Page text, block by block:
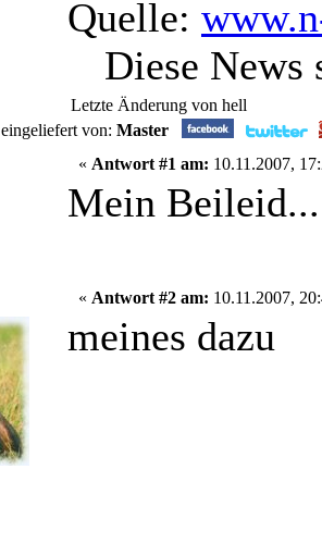
Quelle:
Diese News
Letzte Änderung von hell
eingeliefert von: Master
« Antwort #1 am: 10.11.2007,
Mein
« Antwort #2 am: 10.11.2007,
meines dazu